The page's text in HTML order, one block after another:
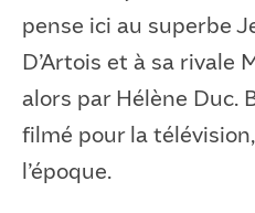
pense ici au superbe
D’Artois et à sa rivale
alors par Hélène Duc.
filmé pour la
l’époque.